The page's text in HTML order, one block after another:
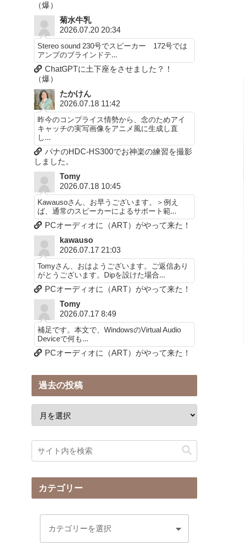
（爆）
菊水牛乳
2026.07.20 20:34
Stereo sound 230号でスピーカー 172号では
アンプのブラインドテ...
ChatGPTに土下座をさせました？！
（爆）
たかけん
2026.07.18 11:42
昨今のコンプライス情勢から、念のためアイ
キャッチの実写画像をアニメ風に生成し直
し...
パナのHDC-HS300でお神楽の練習を撮影
しました。
Tomy
2026.07.18 10:45
Kawausoさん、お早うございます。＞例え
ば、通常のスピーカーによるサポート範...
PCオーディオに（ART）がやって来た！
kawauso
2026.07.17 21:03
Tomyさん、おはようございます。ご返信あり
がとうございます。Dipを設けた場合...
PCオーディオに（ART）がやって来た！
Tomy
2026.07.17 8:49
補足です。本文で、WindowsのVirtual Audio
Deviceで何も...
PCオーディオに（ART）がやって来た！
過去の投稿
カテゴリー